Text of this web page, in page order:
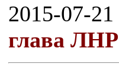
2015-07-21
глава ЛНР